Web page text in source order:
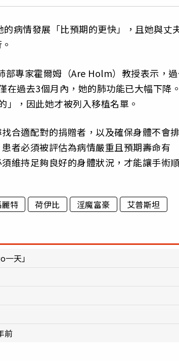
病情發展「比預期的更快」，且她與丈
專家霍爾姆（Are Holm）教授表示，
在過去3個月內，她的肺功能已大幅下降
，因此她才被列入移植名單。
合適配對的捐贈者，以及確保身體不會
者必須被評估為病情嚴重且預期壽命有
維持足夠良好的身體狀況，才能讓手術
特 荷伊比 淫魔富豪 艾普斯坦
天」
前